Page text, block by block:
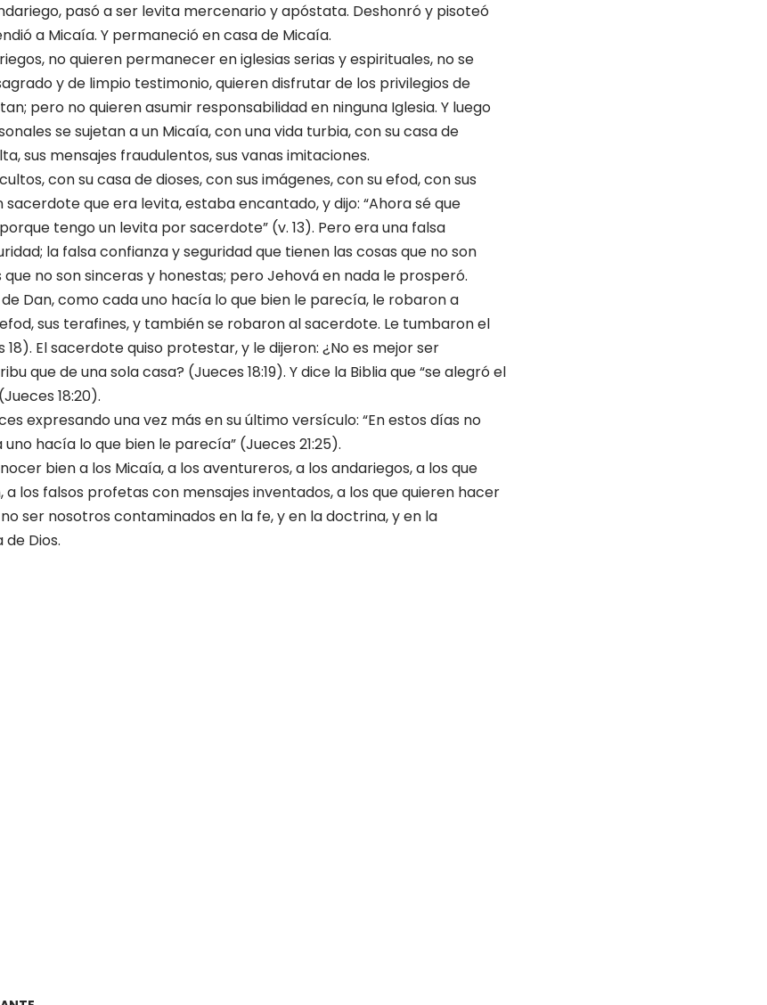
pasó a ser levita mercenario y apóstata. Deshonró y pisoteó
a Micaía. Y permaneció en casa de Micaía.
no quieren permanecer en iglesias serias y espirituales, no se
y de limpio testimonio, quieren disfrutar de los privilegios de
pero no quieren asumir responsabilidad en ninguna Iglesia. Y luego
se sujetan a un Micaía, con una vida turbia, con su casa de
sus mensajes fraudulentos, sus vanas imitaciones.
con su casa de dioses, con sus imágenes, con su efod, con sus
que era levita, estaba encantado, y dijo: “Ahora sé que
tengo un levita por sacerdote” (v. 13). Pero era una falsa
la falsa confianza y seguridad que tienen las cosas que no son
no son sinceras y honestas; pero Jehová en nada le prosperó.
Dan, como cada uno hacía lo que bien le parecía, le robaron a
sus terafines, y también se robaron al sacerdote. Le tumbaron el
El sacerdote quiso protestar, y le dijeron: ¿No es mejor ser
que de una sola casa? (Jueces 18:19). Y dice la Biblia que “se alegró el
18:20).
expresando una vez más en su último versículo: “En estos días no
hacía lo que bien le parecía” (Jueces 21:25).
bien a los Micaía, a los aventureros, a los andariegos, a los que
los falsos profetas con mensajes inventados, a los que quieren hacer
ser nosotros contaminados en la fe, y en la doctrina, y en la
Dios.